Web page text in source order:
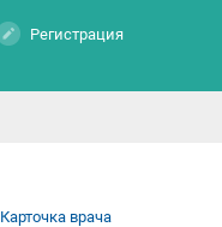
Регистрация
Карточка врача